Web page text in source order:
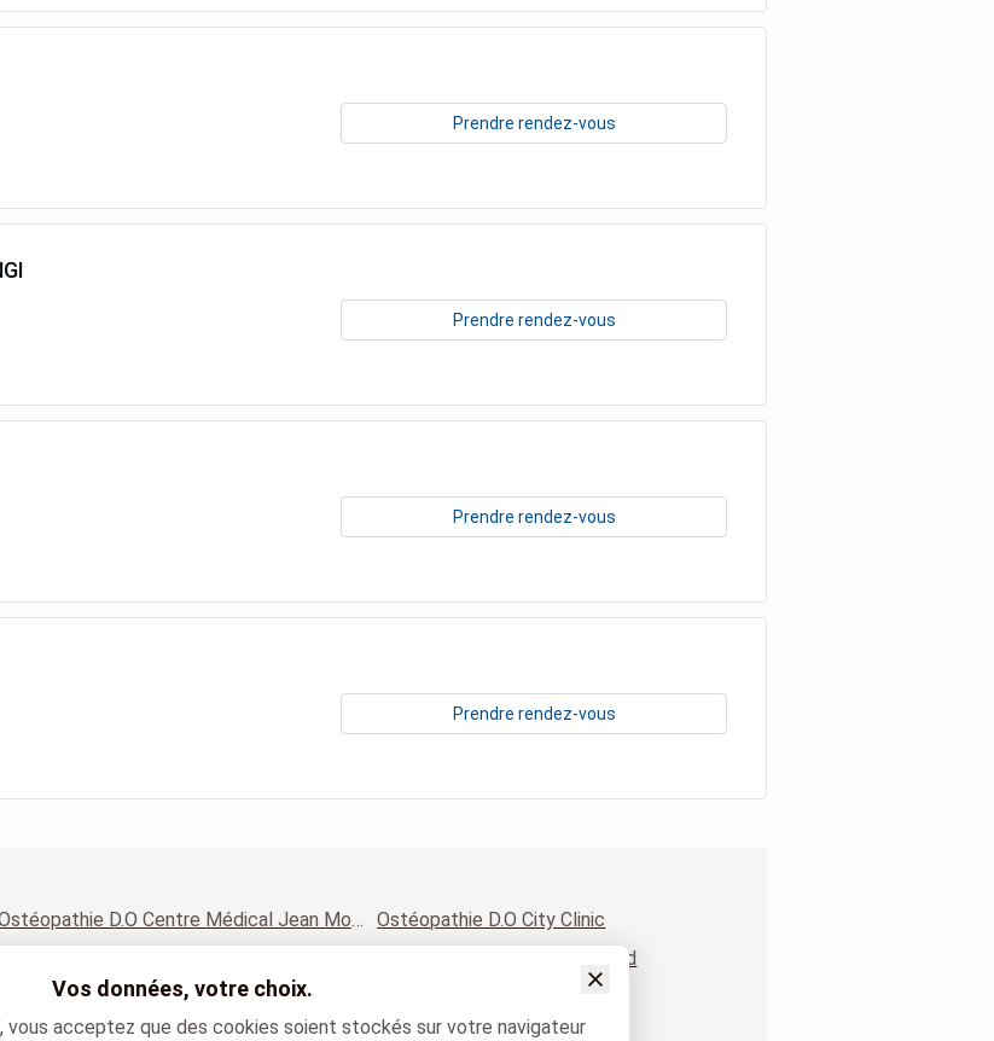
Prendre rendez-vous
Prendre rendez-vous
Prendre rendez-vous
Prendre rendez-vous
Ostéopathie D.O Centre Médical Jean Monnet
Ostéopathie D.O City Clinic
Ostéopathie D.O Parc Léopold
Vos données, votre choix.
vous acceptez que des cookies soient stockés sur votre navigateur